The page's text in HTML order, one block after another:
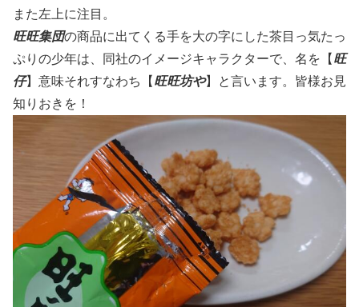
また左上に注目。
旺旺集団の商品に出てくる手を大の字にした茶目っ気たっ
ぷりの少年は、同社のイメージキャラクターで、名を【 旺
仔】意味それすなわち【 旺旺坊や】と言います。皆様お見
知りおきを！